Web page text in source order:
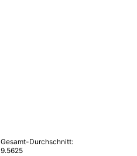
Gesamt-Durchschnitt:
9.5625